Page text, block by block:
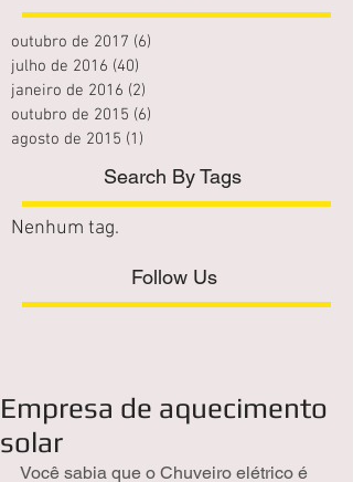
outubro de 2017 (6)
julho de 2016 (40)
janeiro de 2016 (2)
outubro de 2015 (6)
agosto de 2015 (1)
Search By Tags
Nenhum tag.
Follow Us
Empresa de aquecimento
solar
Você sabia que o Chuveiro elétrico é